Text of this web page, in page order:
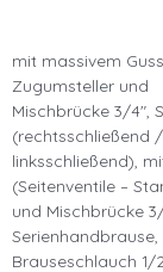
mit massivem
Zugumsteller und
Mischbrücke 3/4″,
(rechtsschließend /
linksschließend),
(Seitenventile –
und Mischbrücke
Serienhandbrause,
Brauseschlauch 1/